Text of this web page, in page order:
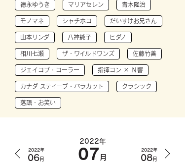
徳永ゆうき マリアセレン 青木隆治
モノマネ シャチホコ だいすけお兄さん
山本リンダ 八神純子 ヒダノ
相川七瀬 ザ・ワイルドワンズ 佐藤竹善
ジェイコブ・コーラー 指揮コン × Ｎ響
カナダ スティーブ・バラカット クラシック
落語・お笑い
2022年
06月
2022年
07月
2022年
08月